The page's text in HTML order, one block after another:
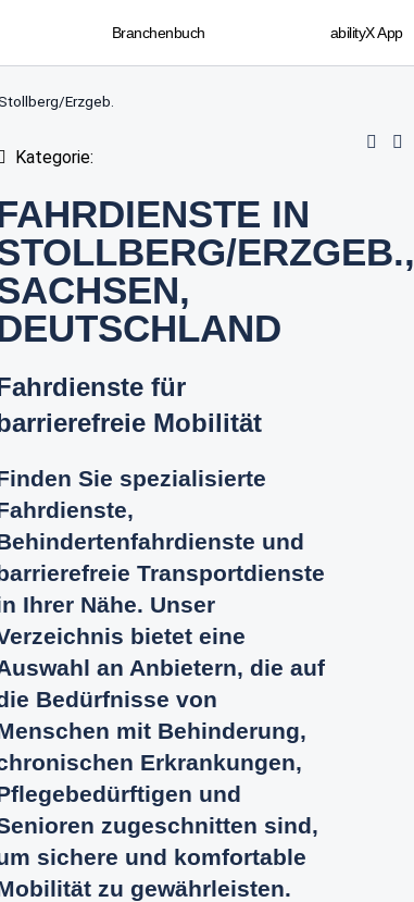
Branchenbuch abilityX App
Erzgeb.
Kategorie:
IN
ERZGEB.,
für
Mobilität
Sie spezialisierte
und
Transportdienste
Ihrer Nähe. Unser
bietet eine
an Anbietern, die auf
Bedürfnisse von
mit Behinderung,
Erkrankungen,
und
zugeschnitten sind,
sichere und komfortable
zu gewährleisten.